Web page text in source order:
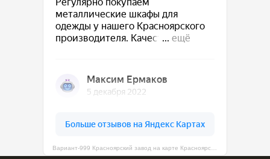
Вариант-999 Красноярский завод на карте Красноярска — Яндекс Карты